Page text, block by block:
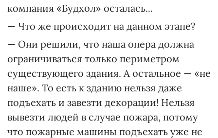
компания «Будхол» осталась...
— Что же происходит на данном этапе?
— Они решили, что наша опера должна
ограничиваться только периметром
существующего здания. А остальное — «не
наше». То есть к зданию нельзя даже
подъехать и завезти декорации! Нельзя
вывезти людей в случае пожара, потому
что пожарные машины подъехать уже не